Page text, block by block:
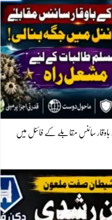
باوقار سائنس مقابلے کے فائنل میں